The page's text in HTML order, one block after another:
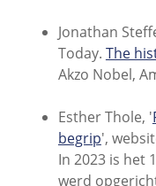
Jonathan
Today. The
Akzo Nobel,
Esther Thole, '
begrip',
In 2023 is het
werd